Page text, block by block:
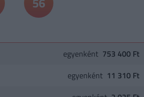
egyenként 753 400 Ft
egyenként 11 310 Ft